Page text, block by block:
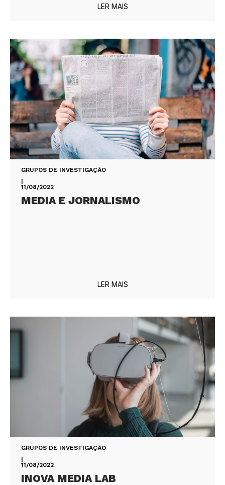
LER MAIS
GRUPOS DE INVESTIGAÇÃO
|
11/08/2022
MEDIA E JORNALISMO
LER MAIS
GRUPOS DE INVESTIGAÇÃO
|
11/08/2022
INOVA MEDIA LAB